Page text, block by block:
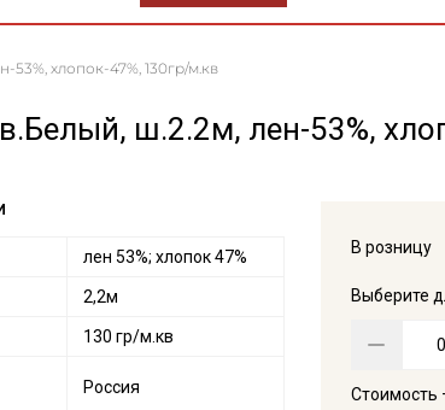
хлопок-47%, 130гр/м.кв
ш.2.2м, лен-53%,
В розницу
Выберите
Стоимость
лен 53%; хлопок 47%
2,2м
130 гр/м.кв
Россия